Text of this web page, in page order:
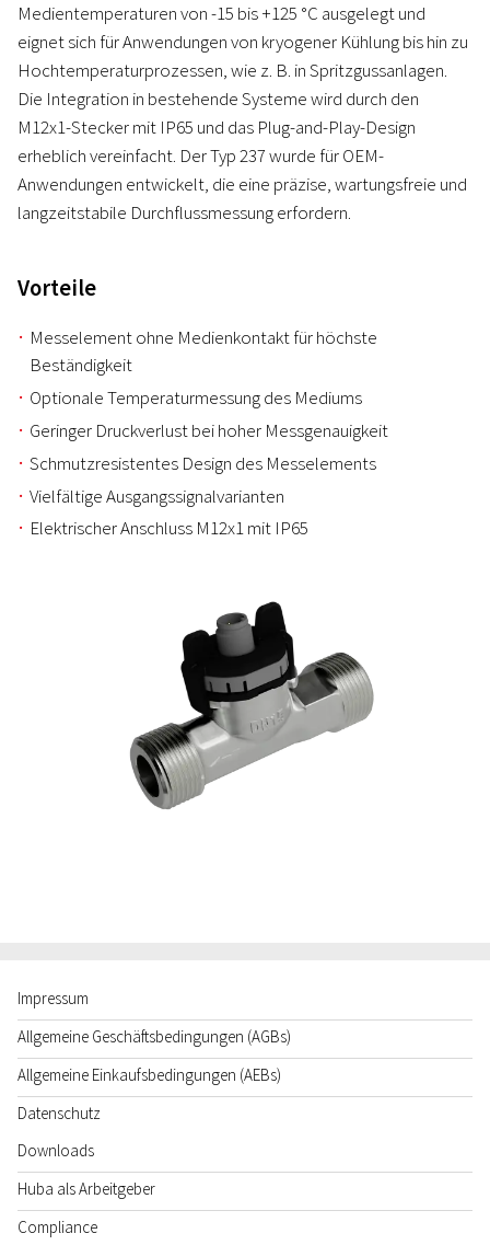
Medientemperaturen von -15 bis +125 °C ausgelegt und
eignet sich für Anwendungen von kryogener Kühlung bis hin zu
Hochtemperaturprozessen, wie z. B. in Spritzgussanlagen.
Die Integration in bestehende Systeme wird durch den
M12x1-Stecker mit IP65 und das Plug-and-Play-Design
erheblich vereinfacht. Der Typ 237 wurde für OEM-
Anwendungen entwickelt, die eine präzise, wartungsfreie und
langzeitstabile Durchflussmessung erfordern.
Vorteile
Messelement ohne Medienkontakt für höchste
Beständigkeit
Optionale Temperaturmessung des Mediums
Geringer Druckverlust bei hoher Messgenauigkeit
Schmutzresistentes Design des Messelements
Vielfältige Ausgangssignalvarianten
Elektrischer Anschluss M12x1 mit IP65
Impressum
Allgemeine Geschäftsbedingungen (AGBs)
Allgemeine Einkaufsbedingungen (AEBs)
Datenschutz
Downloads
Huba als Arbeitgeber
Compliance